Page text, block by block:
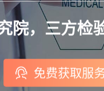
院，三方检
免费获取服